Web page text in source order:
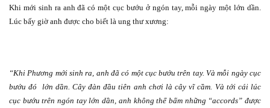
Khi mới sinh ra anh đã có một cục bướu ở ngón tay, mỗi ngày một lớn dần.
Lúc bấy giờ anh được cho biết là ung thư xương:
“Khi Phương mới sinh ra, anh đã có một cục bướu trên tay. Và mỗi ngày cục
bướu đó
lớn dần. Cây đàn đầu tiên anh chơi là cây vĩ cầm. Và tới cái lúc
cục bướu trên ngón tay lớn dần, anh không thể bấm những “accords” được